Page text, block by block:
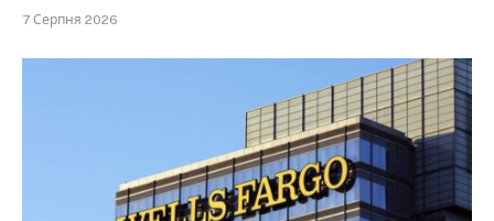
7 Серпня 2026